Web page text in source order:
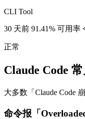
CLI Tool
30 天前 91.41% 可用率
正常
Claude Code
大多数「Claude Code
命令报「